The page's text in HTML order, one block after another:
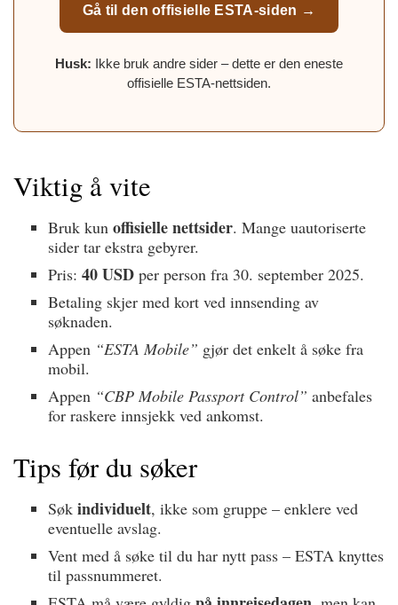
Gå til den offisielle ESTA-siden →
Husk: Ikke bruk andre sider – dette er den eneste
offisielle ESTA-nettsiden.
Viktig å vite
Bruk kun offisielle nettsider. Mange uautoriserte
sider tar ekstra gebyrer.
Pris: 40 USDper person fra 30. september 2025.
Betaling skjer med kort ved innsending av
søknaden.
Appen “ESTA Mobile” gjør det enkelt å søke fra
mobil.
Appen “CBP Mobile Passport Control” anbefales
for raskere innsjekk ved ankomst.
Tips før du søker
Søk individuelt, ikke som gruppe – enklere ved
eventuelle avslag.
Vent med å søke til du har nytt pass – ESTA knyttes
til passnummeret.